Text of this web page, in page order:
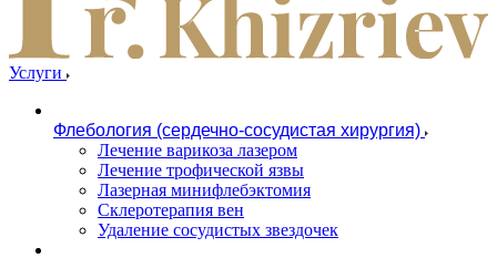
Услуги
Флебология (сердечно-сосудистая хирургия)
Лечение варикоза лазером
Лечение трофической язвы
Лазерная минифлебэктомия
Cклеротерапия вен
Удаление сосудистых звездочек